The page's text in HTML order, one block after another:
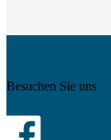
Besuchen Sie uns